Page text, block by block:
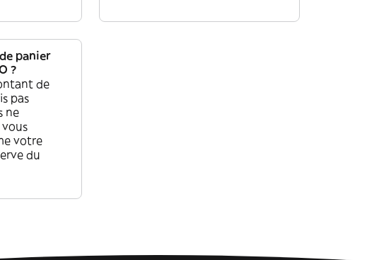
panier
?
de
pas
ne
votre
du